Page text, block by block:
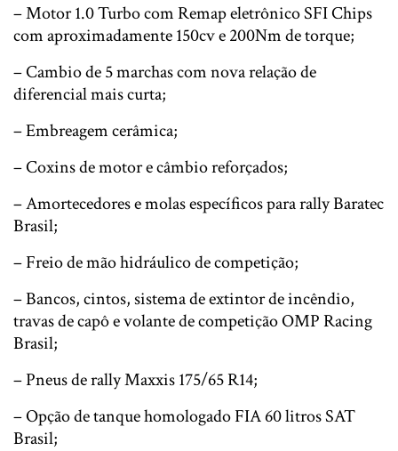
– Motor 1.0 Turbo com Remap eletrônico SFI Chips
com aproximadamente 150cv e 200Nm de torque;
– Cambio de 5 marchas com nova relação de
diferencial mais curta;
– Embreagem cerâmica;
– Coxins de motor e câmbio reforçados;
– Amortecedores e molas específicos para rally Baratec
Brasil;
– Freio de mão hidráulico de competição;
– Bancos, cintos, sistema de extintor de incêndio,
travas de capô e volante de competição OMP Racing
Brasil;
– Pneus de rally Maxxis 175/65 R14;
– Opção de tanque homologado FIA 60 litros SAT
Brasil;